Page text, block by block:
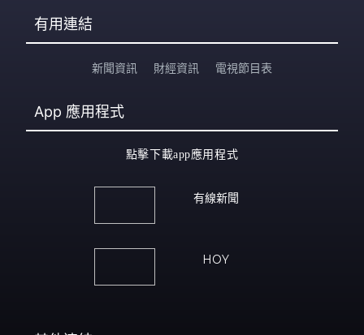
有用連結
新聞資訊 財經資訊 電視節目表
App 應用程式
點擊下載app應用程式
有線新聞
HOY